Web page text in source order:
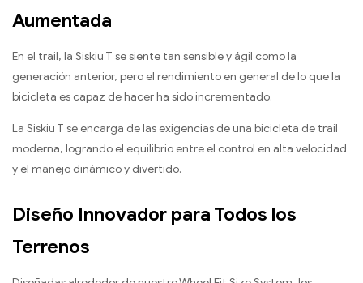
Aumentada
En el trail, la Siskiu T se siente tan sensible y ágil como la
generación anterior, pero el rendimiento en general de lo que la
bicicleta es capaz de hacer ha sido incrementado.
La Siskiu T se encarga de las exigencias de una bicicleta de trail
moderna, logrando el equilibrio entre el control en alta velocidad
y el manejo dinámico y divertido.
Diseño Innovador para Todos los
Terrenos